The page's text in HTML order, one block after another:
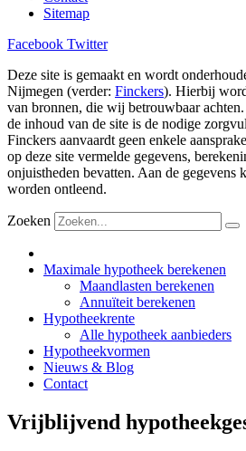
Sitemap
Facebook Twitter
Deze site is gemaakt en wordt
Nijmegen (verder: Finckers). Hierbij
van bronnen, die wij betrouwbaar
de inhoud van de site is de nodige
Finckers aanvaardt geen enkele
op deze site vermelde gegevens,
onjuistheden bevatten. Aan de gegevens
worden ontleend.
Zoeken
Maximale hypotheek berekenen
Maandlasten berekenen
Annuïteit berekenen
Hypotheekrente
Alle hypotheek aanbieders
Hypotheekvormen
Nieuws & Blog
Contact
Vrijblijvend